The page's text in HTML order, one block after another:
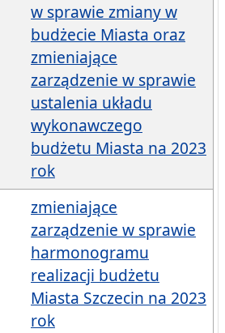
w sprawie zmiany w
budżecie Miasta oraz
zmieniające
zarządzenie w sprawie
ustalenia układu
wykonawczego
budżetu Miasta na 2023
rok
zmieniające
zarządzenie w sprawie
harmonogramu
realizacji budżetu
Miasta Szczecin na 2023
rok